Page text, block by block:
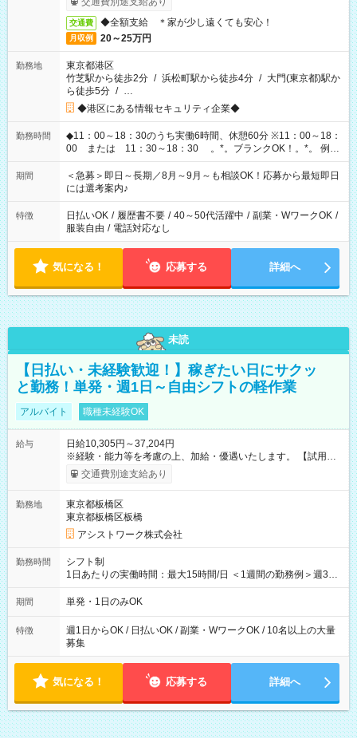
交通費 ◆全額支給 ＊家が少し遠くても安心！
月収例 20～25万円
勤務地
東京都港区
竹芝駅から徒歩2分 / 浜松町駅から徒歩4分 / 大門(東京都)駅か
ら徒歩5分 / …
◆港区にある情報セキュリティ企業◆
勤務時間
◆11：00～18：30のうち実働6時間、休憩60分 ※11：00～18：
00 または 11：30～18：30 。*。ブランクOK！。*。 例え
ば前職が、 在宅/財団法人/事務/コールセンター/受付/販売/カフェ
スタッフ スイーツ販売/ホテルフロント/化粧品販売/など 様々な
業界から入社して活躍されています♪
期間
＜急募＞即日～長期／8月～9月～も相談OK！応募から最短即日
には選考案内♪
特徴 日払いOK / 履歴書不要 / 40～50代活躍中 / 副業・WワークOK /
服装自由 / 電話対応なし
気になる！ 応募する 詳細へ
未読
【日払い・未経験歓迎！】稼ぎたい日にサクッ
と勤務！単発・週1日～自由シフトの軽作業
アルバイト 職種未経験OK
給与
日給10,305円～37,204円
※経験・能力等を考慮の上、加給・優遇いたします。 【試用期
間】試用期間なし
交通費別途支給あり
勤務地
東京都板橋区
東京都板橋区板橋
アシストワーク株式会社
勤務時間
シフト制
1日あたりの実働時間：最大15時間/日 ＜1週間の勤務例＞週3回
勤務 勤務：月・水・金 休み：火・木・土・日 好きな時にお仕事
可能です！ ※1日あたりの最大実働時間は日勤、夜勤共に勤務し
期間 単発・1日のみOK
特徴
週1日からOK / 日払いOK / 副業・WワークOK / 10名以上の大量
募集
気になる！ 応募する 詳細へ